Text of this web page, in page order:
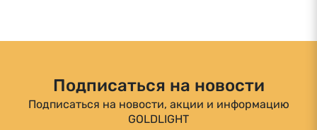
Подписаться на новости
Подписаться на новости, акции и информацию
GOLDLIGHT